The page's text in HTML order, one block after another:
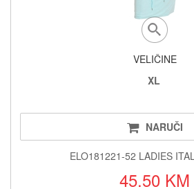
VELIČINE
XL
NARUČI
ELO181221-52 LADIES
45.50 KM